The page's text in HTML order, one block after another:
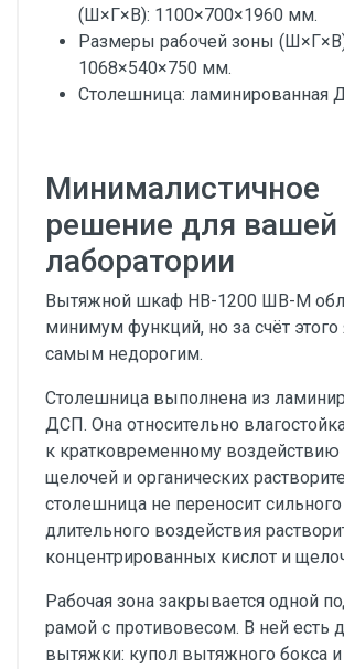
(Ш×Г×В): 1100×700×1960 мм.
Размеры рабочей зоны
1068×540×750 мм.
Столешница: ламинированная
Минималистичное
решение для вашей
лаборатории
Вытяжной шкаф НВ-1200 ШВ-М
минимум функций, но за счёт этого
самым недорогим.
Столешница выполнена из
ДСП. Она относительно
к кратковременному воздействию
щелочей и органических
столешница не переносит
длительного воздействия
концентрированных кислот и
Рабочая зона закрывается одной
рамой с противовесом. В ней есть
вытяжки: купол вытяжного бокса